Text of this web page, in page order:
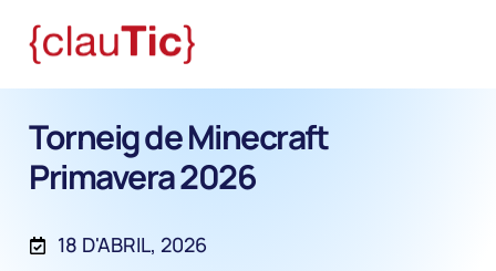
Torneig de Minecraft
Primavera 2026
18 D'ABRIL, 2026